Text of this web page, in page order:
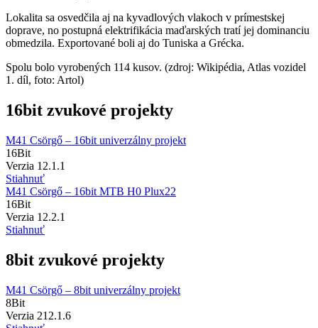
Lokalita sa osvedčila aj na kyvadlových vlakoch v prímestskej
doprave, no postupná elektrifikácia maďarských tratí jej dominanciu
obmedzila. Exportované boli aj do Tuniska a Grécka.
Spolu bolo vyrobených 114 kusov. (zdroj: Wikipédia, Atlas vozidel
1. díl, foto: Artol)
16bit zvukové projekty
M41 Csörgő – 16bit univerzálny projekt
16Bit
Verzia 12.1.1
Stiahnuť
M41 Csörgő – 16bit MTB H0 Plux22
16Bit
Verzia 12.2.1
Stiahnuť
8bit zvukové projekty
M41 Csörgő – 8bit univerzálny projekt
8Bit
Verzia 212.1.6